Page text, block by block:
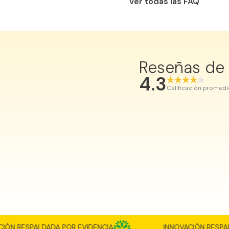
Reseñas de
4.3Calificación
RESPALDADA POR EVIDENCIA INNOVACIÓN